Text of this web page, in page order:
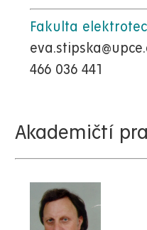
Fakulta
466 036 441
Akademičtí